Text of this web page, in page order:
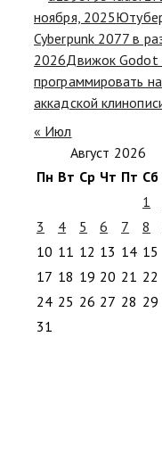
ноября, 2025
Cyberpunk 2077 в
2026Движок Godot
программировать
аккадской
« Июл
Август 2026
Пн Вт Ср Чт Пт Сб
1
3
4 5 6 7 8
10 11 12 13 14 15
17 18 19 20 21 22
24 25 26 27 28 29
31